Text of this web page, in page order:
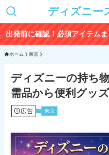
ディズニー
出発前に確認！必須アイテム
ホーム 東京
ディズニーの持ち
需品から便利グッ
広告 東京